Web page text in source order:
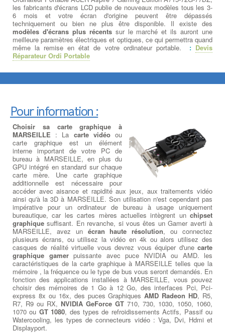
les fabricants d'écrans LCD publie de nouveaux modèles tous les 3-
6 mois et votre écran d'origine peuvent être dépassés
techniquement ou bien ne plus être disponible. Il existe des
modèles d'écrans plus récentssur le marché et ils auront une
meilleure paramètres électriques et optiques, ce qui permettra quand
même la remise en état de votre ordinateur portable. : Devis
Réparateur Ordi Portable
Pour information :
Choisir sa carte graphique à
MARSEILLE : La carte vidéoou
carte graphique est un élément
interne important de votre PC de
bureau à MARSEILLE, en plus du
GPU intégré en standard sur chaque
carte mère. Une carte graphique
additionnelle est nécessaire pour
accéder avec aisance et rapidité aux jeux, aux traitements vidéo
ainsi qu'à la 3D à MARSEILLE. Son utilisation n'est cependant pas
impérative pour un ordinateur de bureau à usage uniquement
bureautique, car les cartes mères actuelles intègrent un chipset
graphique suffisant. En revanche, si vous êtes un Gamer averti à
MARSEILLE, avez un écran haute résolution, ou connectez
plusieurs écrans, ou utilisez la vidéo en 4k ou alors utilisez des
casques de réalité virtuelle vous devrez vous équiper d'une carte
graphique gamerpuissante avec puce NVIDIA ou AMD. les
caractéristiques de la carte graphique à MARSEILLE telles que la
mémoire , la fréquence ou le type de bus vous seront demandés. En
fonction des applications installées à MARSEILLE, vous pouvez
choisir des mémoires de 1 Go à 12 Go, des interfaces Pci, Pci-
express 8x ou 16x, des puces GraphiquesAMD Radeon HD, R5,
R7, R9 ou RX, NVIDIA GeForce GT 710, 730, 1030, 1050, 1060,
1070 ou GT 1080, des types de refroidissements Actifs, Passif ou
Watercooling, les types de connecteurs vidéo : Vga, Dvi, Hdmi et
Displayport.